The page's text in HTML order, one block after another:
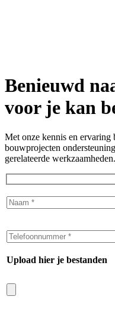
Benieuwd
voor je kan
Met onze kennis en
bouwprojecten
gerelateerde werkzaamheden.
Upload hier je bestanden